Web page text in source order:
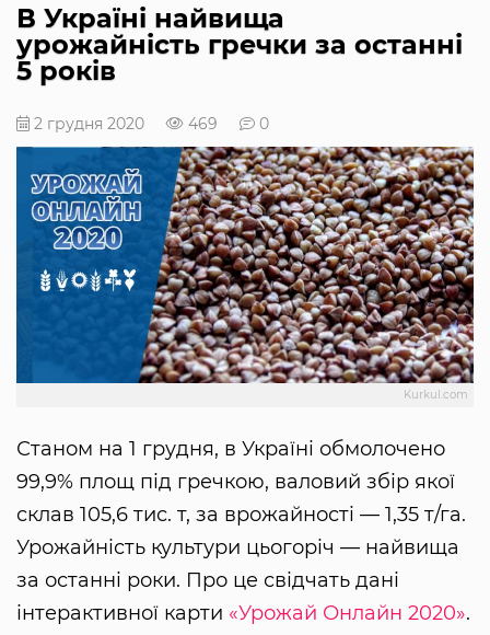
В Україні найвища
урожайність гречки за останні
5 років
2 грудня 2020 469 0
Kurkul.com
Станом на 1 грудня, в Україні обмолочено
99,9% площ під гречкою, валовий збір якої
склав 105,6 тис. т, за врожайності — 1,35 т/га.
Урожайність культури цьогоріч — найвища
за останні роки. Про це свідчать дані
інтерактивної карти «Урожай Онлайн 2020».